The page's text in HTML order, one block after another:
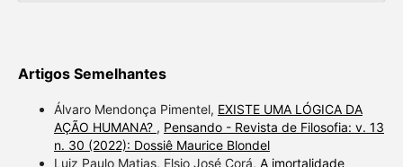
Artigos Semelhantes
Álvaro Mendonça Pimentel, EXISTE UMA LÓGICA DA
AÇÃO HUMANA? , Pensando - Revista de Filosofia: v. 13
n. 30 (2022): Dossiê Maurice Blondel
Luiz Paulo Matias, Elsio José Corá, A imortalidade